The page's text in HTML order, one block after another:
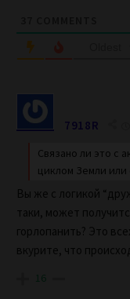
7918R
Связано ли это с
циклом Земли или
Вы же с логикой
таки, может
горлопанить? Это
вкурите, что
16